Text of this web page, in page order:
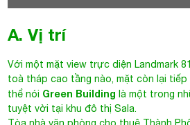
A. Vị trí
Với một mặt view trực diện Landmark
toà tháp cao tầng nào, mặt còn lại tiếp
thể nói Green Building là một trong
tuyệt vời tại khu đô thị Sala.